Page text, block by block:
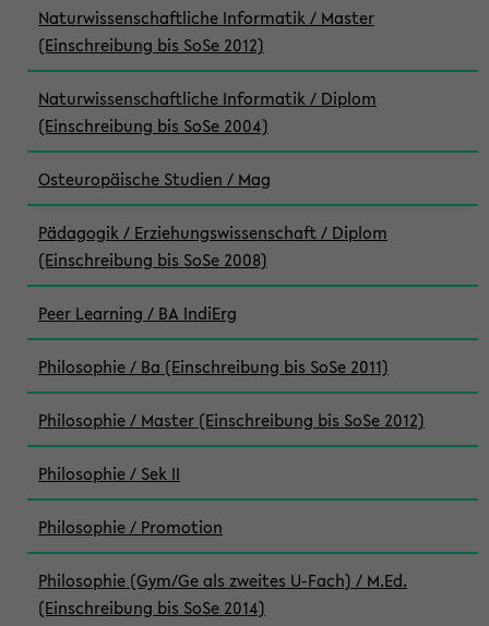
Naturwissenschaftliche Informatik / Master
(Einschreibung bis SoSe 2012)
Naturwissenschaftliche Informatik / Diplom
(Einschreibung bis SoSe 2004)
Osteuropäische Studien / Mag
Pädagogik / Erziehungswissenschaft / Diplom
(Einschreibung bis SoSe 2008)
Peer Learning / BA IndiErg
Philosophie / Ba (Einschreibung bis SoSe 2011)
Philosophie / Master (Einschreibung bis SoSe 2012)
Philosophie / Sek II
Philosophie / Promotion
Philosophie (Gym/Ge als zweites U-Fach) / M.Ed.
(Einschreibung bis SoSe 2014)